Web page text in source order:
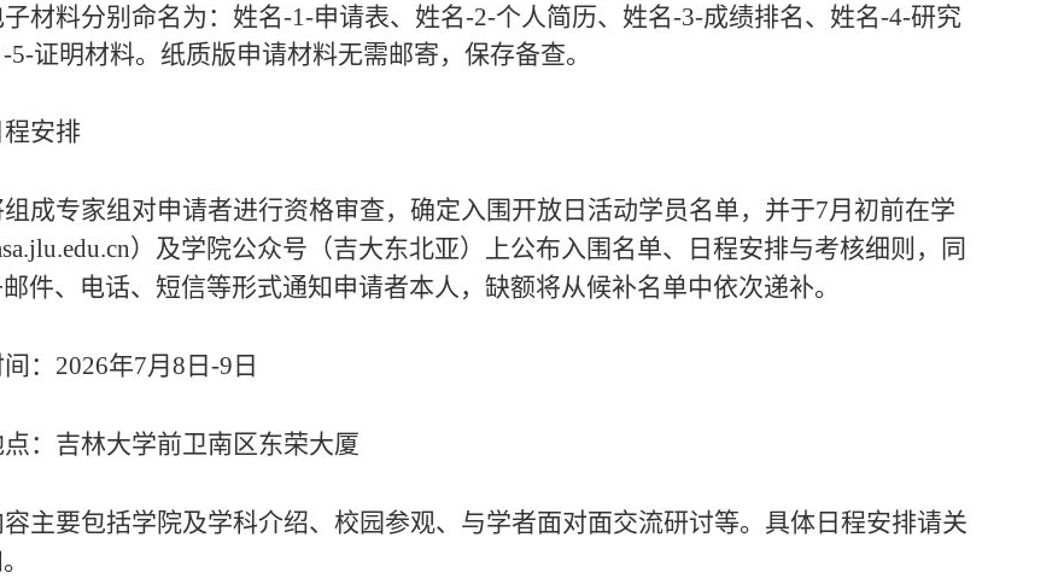
子材料分别命名为：姓名-1-申请表、姓名-2-个人简历、姓名-3-成绩排名、姓名-4-研究
证明材料。 纸质版申请材料无需邮寄，保存备查。
程安排
成专家组对申请者进行资格审查，确定入围开放日活动学员名单，并于7月初前在学
.jlu.edu.cn） 及学院公众号（吉大东北亚）上公布入围名单、日程安排与考核细则，同
件、电话、短信等形式通知申请者本人，缺额将从候补名单中依次递补。
： 2026年7月 8日-9日
：吉林大学前卫南区东荣大厦
主要包括学院及学科介绍、 校园参观、与学者面对面交流研讨等。 具体日程安排请关